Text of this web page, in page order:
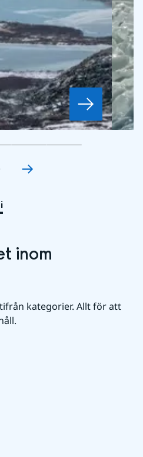
1
till bildkort2
Gå till bildkort3
Gå till bildkort
inom
kategorier. Allt för att